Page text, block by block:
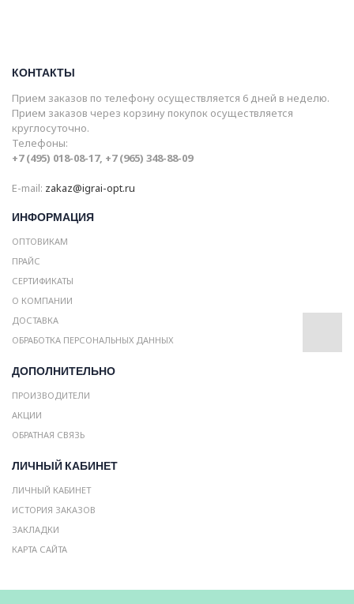
КОНТАКТЫ
Прием заказов по телефону осуществляется 6 дней в неделю.
Прием заказов через корзину покупок осуществляется
круглосуточно.
Телефоны:
+7 (495) 018-08-17, +7 (965) 348-88-09
E-mail: zakaz@igrai-opt.ru
ИНФОРМАЦИЯ
ОПТОВИКАМ
ПРАЙС
СЕРТИФИКАТЫ
О КОМПАНИИ
ДОСТАВКА
ОБРАБОТКА ПЕРСОНАЛЬНЫХ ДАННЫХ
ДОПОЛНИТЕЛЬНО
ПРОИЗВОДИТЕЛИ
АКЦИИ
ОБРАТНАЯ СВЯЗЬ
ЛИЧНЫЙ КАБИНЕТ
ЛИЧНЫЙ КАБИНЕТ
ИСТОРИЯ ЗАКАЗОВ
ЗАКЛАДКИ
КАРТА САЙТА